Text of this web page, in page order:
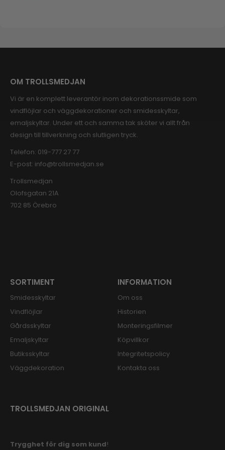
OM TROLLSMEDJAN
Vi är en komplett leverantör inom dekorationssmide som
vindflöjlar och väggdekorationer och smidesskyltar,
emaljskyltar. Under ett och samma tak sköter vi allt från
design till tillverkning och slutligen tryck.
Telefon: 019-777 27 77
E-post: info@trollsmedjan.se
Trollsmedjan
Olofsgatan 21A
702 85 Örebro
SORTIMENT
Smidesskyltar
Vindflöjlar
Gårdsskyltar
Emaljskyltar
Butiksskyltar
Väggdekoration
INFORMATION
Om oss
Historien
Monteringsfilmer
Köpvillkor
Integritetspolicy
Kontakta oss
TROLLSMEDJAN ORIGINAL
Trygghet för dig som kund!